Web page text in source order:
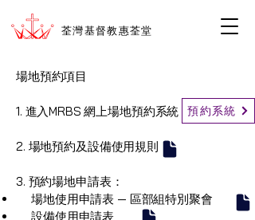
荃灣基督教惠荃堂
場地預約項目
1. 進入MRBS 網上場地預約系統
2. 場地預約及設備使用規則
3. 預約場地申請表：
場地使用申請表 — 區部組特別聚會
設備使用申請表
預約系統